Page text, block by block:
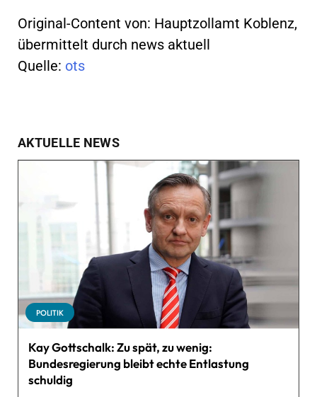
Original-Content von: Hauptzollamt Koblenz,
übermittelt durch news aktuell
Quelle: ots
AKTUELLE NEWS
POLITIK
Kay Gottschalk: Zu spät, zu wenig:
Bundesregierung bleibt echte Entlastung
schuldig